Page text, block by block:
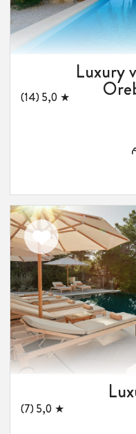
Luxury
★ 5,0 (14)
اضف
الى
المفضلة
★ 5,0 (7)